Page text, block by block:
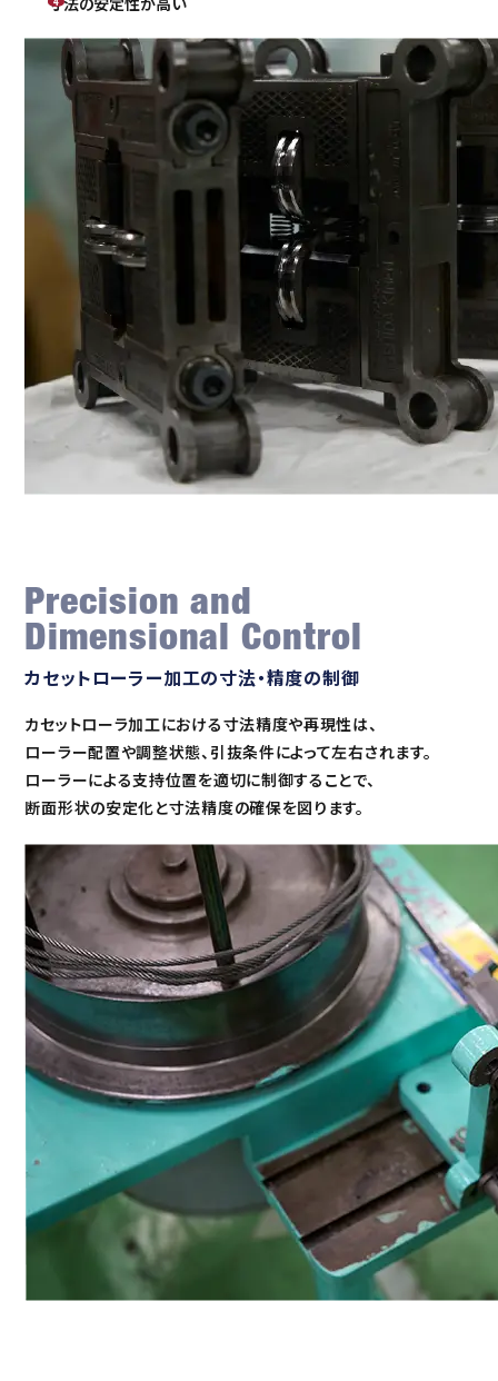
Precision and
Dimensional Control
カセットローラー加工の寸法・精度の制御
カセットローラ加工における寸法精度や再現性は、
ローラー配置や調整状態、引抜条件によって左右されます。
ローラーによる支持位置を適切に制御することで、
断面形状の安定化と寸法精度の確保を図ります。